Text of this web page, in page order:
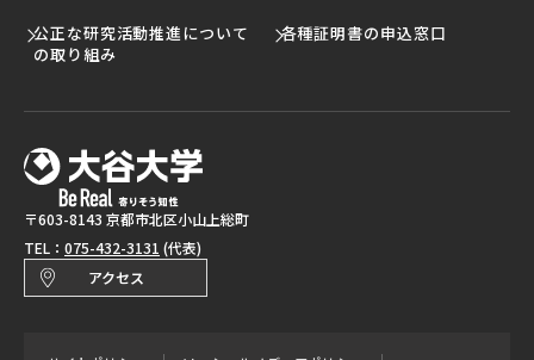
公正な研究活動推進について
の取り組み
各種証明書の申込窓口
〒603-8143 京都市北区小山上総町
TEL： 075-432-3131 (代表)
アクセス